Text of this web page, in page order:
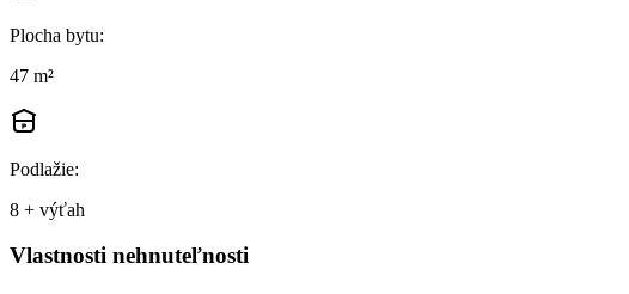
Plocha bytu:
47 m²
Podlažie:
8 + výťah
Vlastnosti nehnuteľnosti